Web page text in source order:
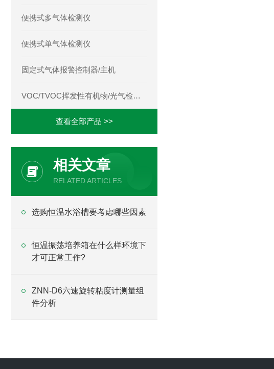
便携式多气体检测仪
便携式单气体检测仪
固定式气体报警控制器/主机
VOC/TVOC挥发性有机物/光气检测仪
查看全部产品 >>
相关文章
RELATED ARTICLES
选购恒温水浴槽要考虑哪些因素
恒温振荡培养箱在什么样环境下
才可正常工作?
ZNN-D6六速旋转粘度计测量组
件分析